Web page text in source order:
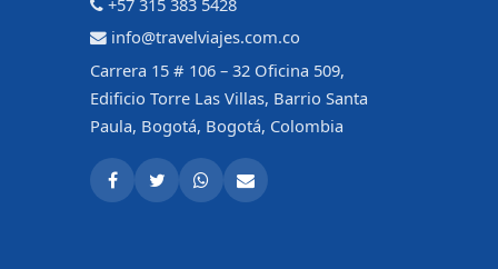
info@travelviajes.com.co
Carrera 15 # 106 – 32 Oficina 509,
Edificio Torre Las Villas, Barrio Santa
Paula, Bogotá, Bogotá, Colombia